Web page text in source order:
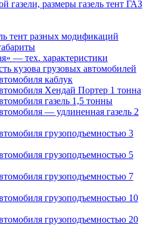
газели, размеры газель тент ГАЗ
тент разных модификаций
— тех. характеристики
кузова грузовых автомобилей
каблук
Хендай Портер 1 тонна
газель 1,5 тонны
— удлиненная газель 2
грузоподъемностью 3
грузоподъемностью 5
грузоподъемностью 7
грузоподъемностью 10
грузоподъемностью 20